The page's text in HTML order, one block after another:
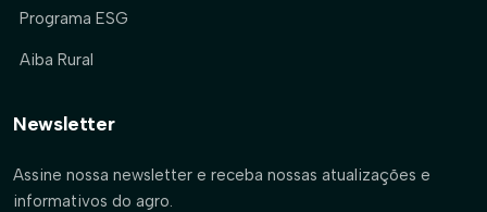
Programa ESG
Aiba Rural
Newsletter
Assine nossa newsletter e receba nossas atualizações e
informativos do agro.